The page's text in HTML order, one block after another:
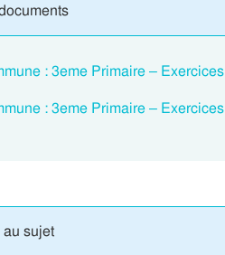
: 3eme Primaire – Exercices
: 3eme Primaire – Exercices
sujet